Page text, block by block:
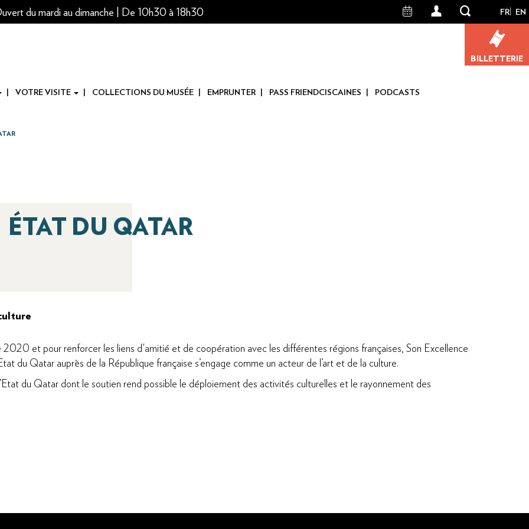
du mardi au dimanche | De 10h30 à 18h30
User
menu
FR EN
BILLETTERIE
VOTRE VISITE COLLECTIONS DU MUSÉE EMPRUNTER PASS FRIENDCISCAINES PODCASTS
ÉTAT DU QATAR
et pour renforcer les liens d'amitié et de coopération avec les différentes régions françaises, Son Excellence
du Qatar auprès de la République française s’engage comme un acteur de l’art et de la culture.
du Qatar dont le soutien rend possible le déploiement des activités culturelles et le rayonnement des